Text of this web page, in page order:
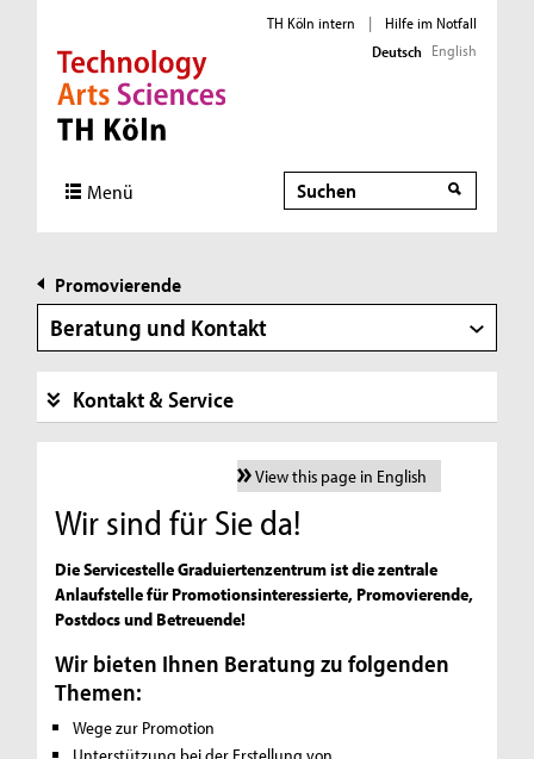
Direkt zur Hauptnavigation
Direkt zur Subnavigation
Direkt zum Inhalt
Direkt zum Fußbereich
TH Köln intern |
Hilfe im Notfall
Deutsch English
Menü Suche
Promovierende
Beratung und Kontakt
Kontakt & Service
View this page in English
Wir sind für Sie da!
Die Servicestelle Graduiertenzentrum ist die zentrale
Anlaufstelle für Promotionsinteressierte, Promovierende,
Postdocs und Betreuende!
Wir bieten Ihnen Beratung zu folgenden
Themen:
Wege zur Promotion